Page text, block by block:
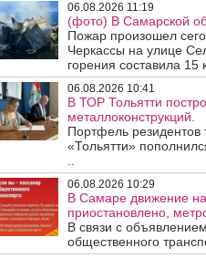
06.08.2026 11:19
(фото) В Самарской
Пожар произошел
Черкассы на улице
горения составила 15
06.08.2026 10:41
В ТОР Тольятти
металлоконструкций.
Портфель
«Тольятти»
06.08.2026 10:29
В Самаре движение
приостановлено,
В связи с
общественного